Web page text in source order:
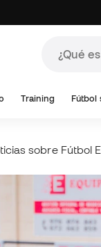
Training Fútbol
sobre Fútbol